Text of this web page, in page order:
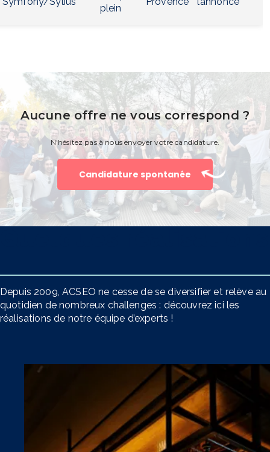
plein
Aucune offre ne vous correspond ?
N'hésitez pas à nous envoyer votre candidature.
Candidature spontanée
Depuis 2009, ACSEO ne cesse de se diversifier et relève au
quotidien de nombreux challenges : découvrez ici les
réalisations de notre équipe d’experts !